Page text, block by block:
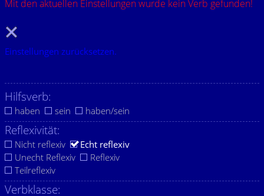
Mit den aktuellen Einstellungen wurde kein Verb gefunden!
Einstellungen zurücksetzen.
Hilfsverb:
haben sein haben/sein
Reflexivität:
Nicht reflexiv
Echt reflexiv
Unecht Reflexiv
Reflexiv
Teilreflexiv
Verbklasse: